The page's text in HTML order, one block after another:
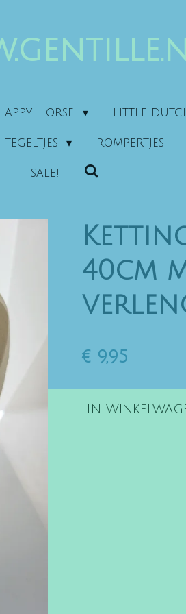
HORSE LITTLE
TEGELTJES ROMPERTJES
SALE!
40cm
€ 9,95
In